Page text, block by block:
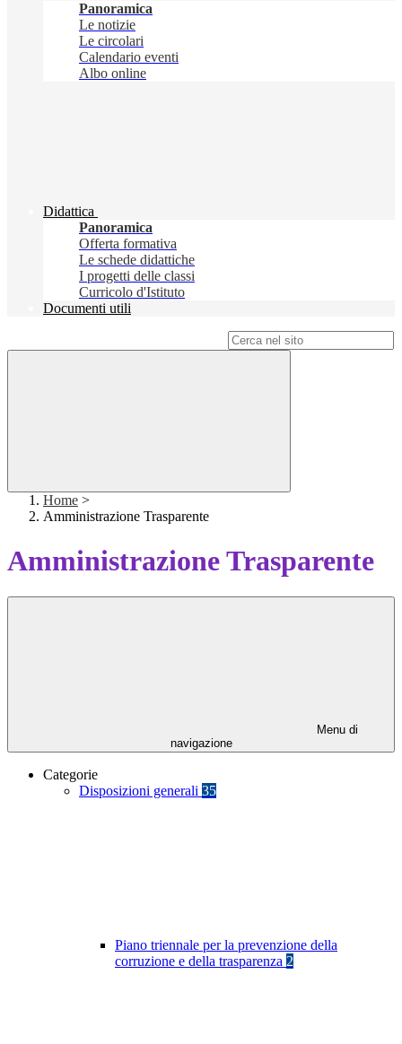
Panoramica
Le notizie
Le circolari
Calendario eventi
Albo online
Didattica
Panoramica
Offerta formativa
Le schede didattiche
I progetti delle classi
Curricolo d'Istituto
Documenti utili
Home >
Amministrazione Trasparente
Amministrazione Trasparente
Menu di
navigazione
Categorie
Disposizioni generali 35
Piano triennale per la prevenzione della
corruzione e della trasparenza 2